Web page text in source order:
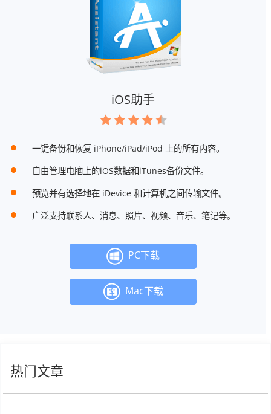
iOS助手
一键备份和恢复 iPhone/iPad/iPod 上的所有内容。
自由管理电脑上的iOS数据和iTunes备份文件。
预览并有选择地在 iDevice 和计算机之间传输文件。
广泛支持联系人、消息、照片、视频、音乐、笔记等。
PC下载
Mac下载
热门文章